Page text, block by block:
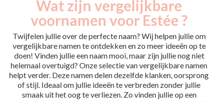
Wat zijn vergelijkbare
voornamen voor Estée ?
Twijfelen jullie over de perfecte naam? Wij helpen jullie om
vergelijkbare namen te ontdekken en zo meer ideeën op te
doen! Vinden jullie een naam mooi, maar zijn jullie nog niet
helemaal overtuigd? Onze selectie van vergelijkbare namen
helpt verder. Deze namen delen dezelfde klanken, oorsprong
of stijl. Ideaal om jullie ideeën te verbreden zonder jullie
smaak uit het oog te verliezen. Zo vinden jullie op een